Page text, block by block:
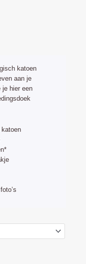
katoen
aan je
je hier een